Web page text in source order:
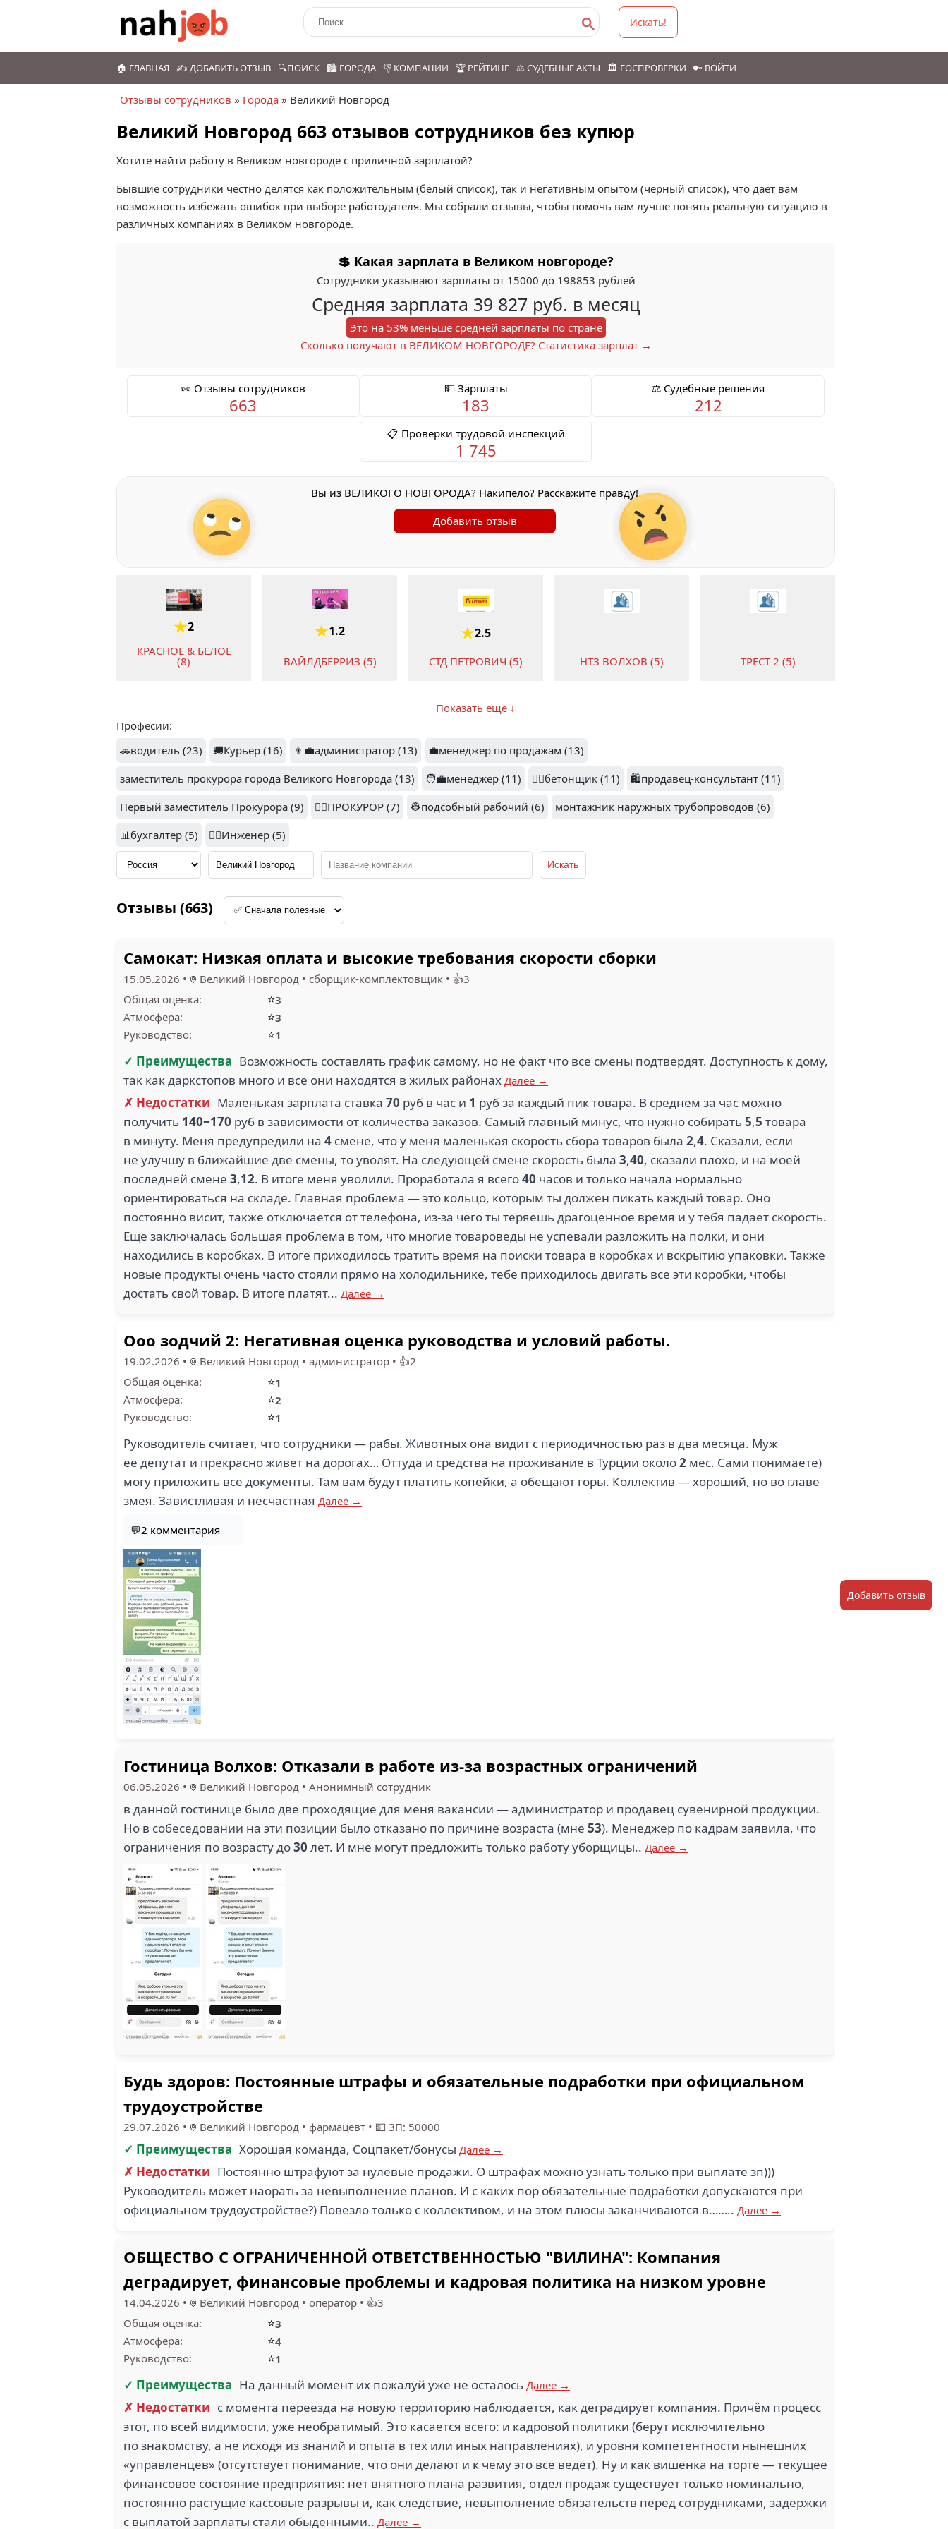
Искать!
🏠 ГЛАВНАЯ ✍️ ДОБАВИТЬ ОТЗЫВ 🔍ПОИСК 🏙️ ГОРОДА 👎 КОМПАНИИ 🏆 РЕЙТИНГ ⚖️ СУДЕБНЫЕ АКТЫ 🏛️ ГОСПРОВЕРКИ 🔑 ВОЙТИ
Отзывы сотрудников » Города » Великий Новгород
Великий Новгород 663 отзывов сотрудников без купюр
Хотите найти работу в Великом новгороде с приличной зарплатой?
Бывшие сотрудники честно делятся как положительным (белый список), так и негативным опытом (черный список), что дает вам
возможность избежать ошибок при выборе работодателя. Мы собрали отзывы, чтобы помочь вам лучше понять реальную ситуацию в
различных компаниях в Великом новгороде.
💲 Какая зарплата в Великом новгороде?
Сотрудники указывают зарплаты от 15000 до 198853 рублей
Средняя зарплата 39 827 руб. в месяц
Это на 53% меньше средней зарплаты по стране
Сколько получают в ВЕЛИКОМ НОВГОРОДЕ? Статистика зарплат →
👀 Отзывы сотрудников
663
💵 Зарплаты
183
⚖️ Судебные решения
212
📋 Проверки трудовой инспекций
1 745
Вы из ВЕЛИКОГО НОВГОРОДА? Накипело? Расскажите правду!
Добавить отзыв
2
КРАСНОЕ & БЕЛОЕ
(8)
1.2
ВАЙЛДБЕРРИЗ (5)
2.5
СТД ПЕТРОВИЧ (5) НТЗ ВОЛХОВ (5) ТРЕСТ 2 (5)
1
ВИМОС (4) СПЕЦЗАКАЗ (4)
5
(4) FIX PRICE (3) ГАЗЕЛЬКИН (3)
1.5 1.9
ОЗОН (3)
5
МЕДФУД (3) ВАГОН ИГРУШЕК (3)
2
АЗБУКА ВКУСА (2)
4
ZENDEN (2)
2.1
ТЕЛЕ2 (2)
2
HOFF (2)
1.7
ЯНДЕКС.ТАКСИ (2)
Показать еще ↓
Професии:
🚗водитель (23)
🚚Курьер (16) 👨‍💼администратор (13)
💼менеджер по продажам (13)
заместитель прокурора города Великого Новгорода (13)
🧑‍💼менеджер (11) 👷‍♂️бетонщик (11)
🛍️продавец-консультант (11)
Первый заместитель Прокурора (9)
👨‍⚖️ПРОКУРОР (7) 👷подсобный рабочий (6)
монтажник наружных трубопроводов (6)
📊бухгалтер (5)
👷‍♂️Инженер (5)
Отзывы (663)
Самокат: Низкая оплата и высокие требования скорости сборки
15.05.2026 • Великий Новгород • сборщик-комплектовщик • 👍3
Общая оценка:
⭐3
Атмосфера:
⭐3
Руководство:
⭐1
✓ Преимущества Возможность составлять график самому, но не факт что все смены подтвердят. Доступность к дому,
так как даркстопов много и все они находятся в жилых районах Далее →
✗ Недостатки Маленькая зарплата ставка 70 руб в час и 1 руб за каждый пик товара. В среднем за час можно
получить 140−170 руб в зависимости от количества заказов. Самый главный минус, что нужно собирать5,5 товара
в минуту. Меня предупредили на 4 смене, что у меня маленькая скорость сбора товаров была 2,4. Сказали, если
не улучшу в ближайшие две смены, то уволят. На следующей смене скорость была 3,40, сказали плохо, и на моей
последней смене 3,12. В итоге меня уволили. Проработала я всего40 часов и только начала нормально
ориентироваться на складе. Главная проблема — это кольцо, которым ты должен пикать каждый товар. Оно
постоянно висит, также отключается от телефона, из-за чего ты теряешь драгоценное время и у тебя падает скорость.
Еще заключалась большая проблема в том, что многие товароведы не успевали разложить на полки, и они
находились в коробках. В итоге приходилось тратить время на поиски товара в коробках и вскрытию упаковки. Также
новые продукты очень часто стояли прямо на холодильнике, тебе приходилось двигать все эти коробки, чтобы
достать свой товар. В итоге платят... Далее →
Ооо зодчий 2: Негативная оценка руководства и условий работы.
19.02.2026 • Великий Новгород • администратор • 👍2
Общая оценка:
⭐1
Атмосфера:
⭐2
Руководство:
⭐1
Руководитель считает, что сотрудники — рабы. Животных она видит с периодичностью раз в два месяца. Муж
её депутат и прекрасно живёт на дорогах… Оттуда и средства на проживание в Турции около2 мес. Сами понимаете)
могу приложить все документы. Там вам будут платить копейки, а обещают горы. Коллектив — хороший, но во главе
змея. Завистливая и несчастная Далее →
💬2 комментария
Гостиница Волхов: Отказали в работе из-за возрастных ограничений
06.05.2026 • Великий Новгород • Анонимный сотрудник
в данной гостинице было две проходящие для меня вакансии — администратор и продавец сувенирной продукции.
Но в собеседовании на эти позиции было отказано по причине возраста (мне 53). Менеджер по кадрам заявила, что
ограничения по возрасту до30 лет. И мне могут предложить только работу уборщицы.. Далее →
Будь здоров: Постоянные штрафы и обязательные подработки при официальном
трудоустройстве
29.07.2026 • Великий Новгород • фармацевт • 💵 ЗП: 50000
✓ Преимущества Хорошая команда, Соцпакет/бонусы Далее →
✗ Недостатки Постоянно штрафуют за нулевые продажи. О штрафах можно узнать только при выплате зп)))
Руководитель может наорать за невыполнение планов. И с каких пор обязательные подработки допускаются при
официальном трудоустройстве?) Повезло только с коллективом, и на этом плюсы заканчиваются в…….. Далее →
ОБЩЕСТВО С ОГРАНИЧЕННОЙ ОТВЕТСТВЕННОСТЬЮ "ВИЛИНА": Компания
деградирует, финансовые проблемы и кадровая политика на низком уровне
14.04.2026 • Великий Новгород • оператор • 👍3
Общая оценка:
⭐3
Атмосфера:
⭐4
Руководство:
⭐1
✓ Преимущества На данный момент их пожалуй уже не осталось Далее →
✗ Недостатки с момента переезда на новую территорию наблюдается, как деградирует компания. Причём процесс
этот, по всей видимости, уже необратимый. Это касается всего: и кадровой политики (берут исключительно
по знакомству, а не исходя из знаний и опыта в тех или иных направлениях), и уровня компетентности нынешних
«управленцев» (отсутствует понимание, что они делают и к чему это всё ведёт). Ну и как вишенка на торте — текущее
финансовое состояние предприятия: нет внятного плана развития, отдел продаж существует только номинально,
постоянно растущие кассовые разрывы и, как следствие, невыполнение обязательств перед сотрудниками, задержки
с выплатой зарплаты стали обыденными.. Далее →
Добавить отзыв